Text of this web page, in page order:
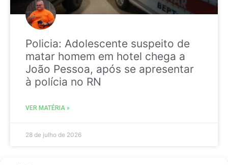
Policia: Adolescente suspeito de
matar homem em hotel chega a
João Pessoa, após se apresentar
à polícia no RN
VER MATÉRIA »
28 de julho de 2026